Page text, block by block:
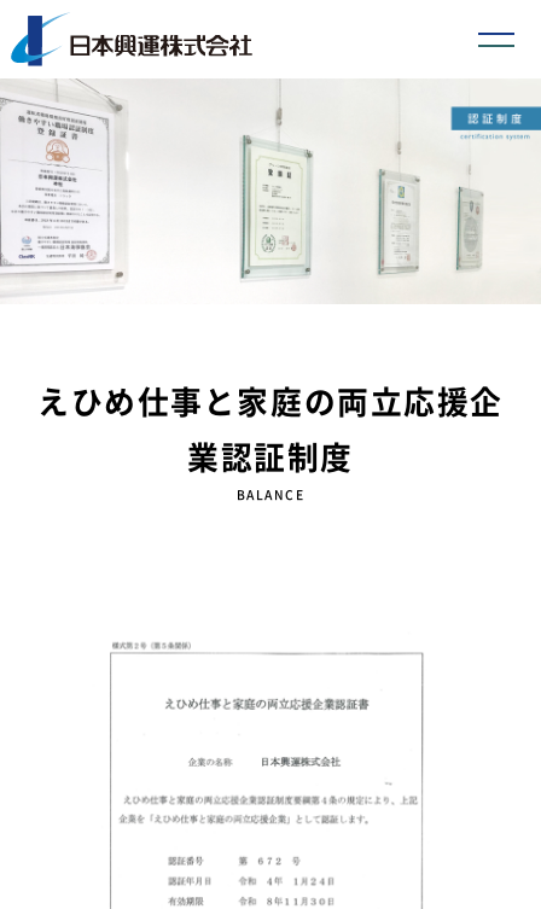
えひめ仕事と家庭の両立応援企
業認証制度
BALANCE